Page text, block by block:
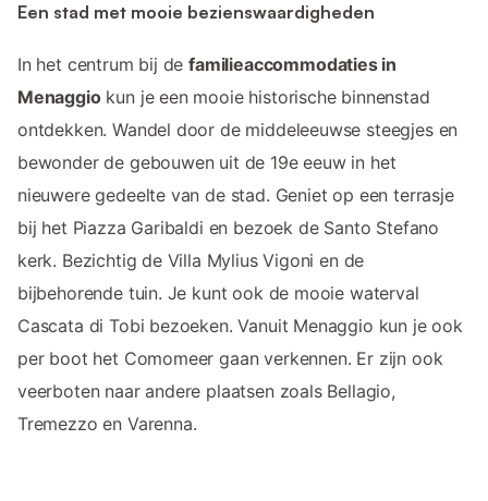
Een stad met mooie bezienswaardigheden
In het centrum bij defamilieaccommodaties in
Menaggiokun je een mooie historische binnenstad
ontdekken. Wandel door de middeleeuwse steegjes en
bewonder de gebouwen uit de 19e eeuw in het
nieuwere gedeelte van de stad. Geniet op een terrasje
bij het Piazza Garibaldi en bezoek de Santo Stefano
kerk. Bezichtig de Villa Mylius Vigoni en de
bijbehorende tuin. Je kunt ook de mooie waterval
Cascata di Tobi bezoeken. Vanuit Menaggio kun je ook
per boot het Comomeer gaan verkennen. Er zijn ook
veerboten naar andere plaatsen zoals Bellagio,
Tremezzo en Varenna.